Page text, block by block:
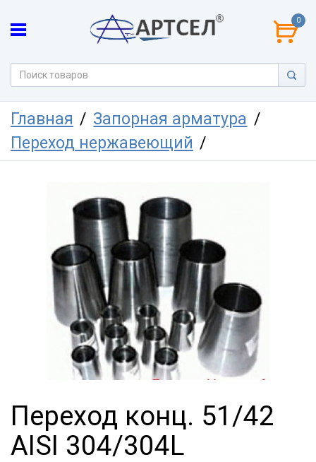
0
Главная
Запорная арматура
Переход нержавеющий
Переход конц. 51/42
AISI 304/304L